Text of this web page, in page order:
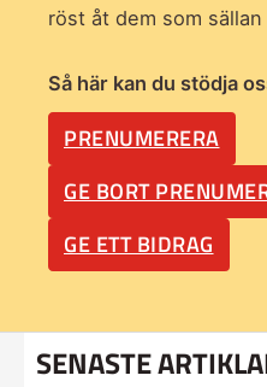
röst åt dem som
Så här kan du stödja
PRENUMERERA
GE BORT
GE ETT BIDRAG
SENASTE